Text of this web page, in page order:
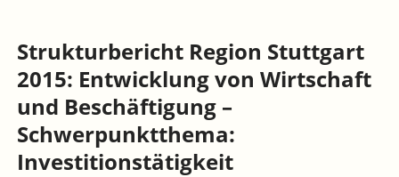
Strukturbericht Region Stuttgart
2015: Entwicklung von Wirtschaft
und Beschäftigung –
Schwerpunktthema:
Investitionstätigkeit